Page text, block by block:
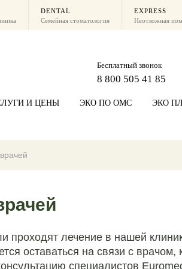
DENTAL
Семейная стоматология
EXPRESS
Неотложная
Бесплатный звонок
8 800 505 41 85
И ЦЕНЫ ЭКО ПО ОМС ЭКО
лечение в нашей
оставаться на связи с
специалистов